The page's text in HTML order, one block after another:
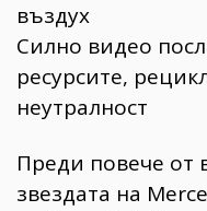
въздух
Силно видео
ресурсите,
неутралност
Преди повече от
звездата на